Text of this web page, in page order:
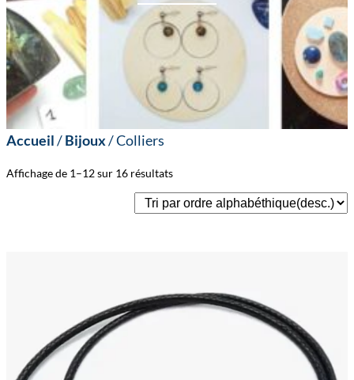
Accueil/Bijoux/ Colliers
Affichage de 1–12 sur 16 résultats